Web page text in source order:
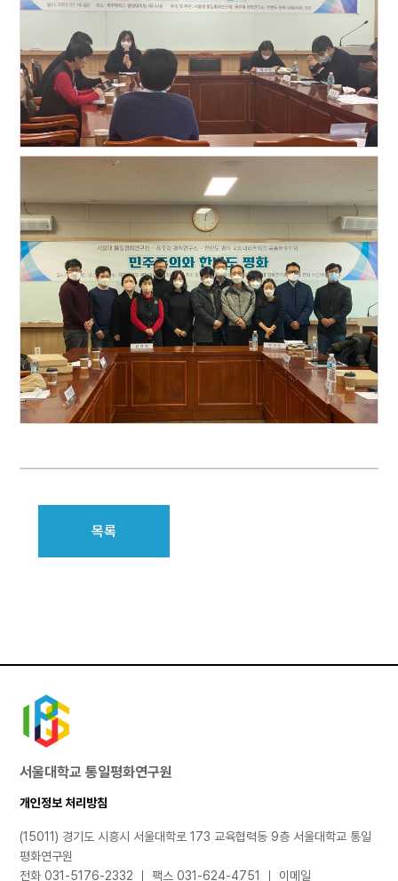
목록
서울대학교 통일평화연구원
개인정보 처리방침
(15011) 경기도 시흥시 서울대학로 173 교육협력동 9층 서울대학교 통일
평화연구원
전화 031-5176-2332 ｜ 팩스 031-624-4751 ｜ 이메일